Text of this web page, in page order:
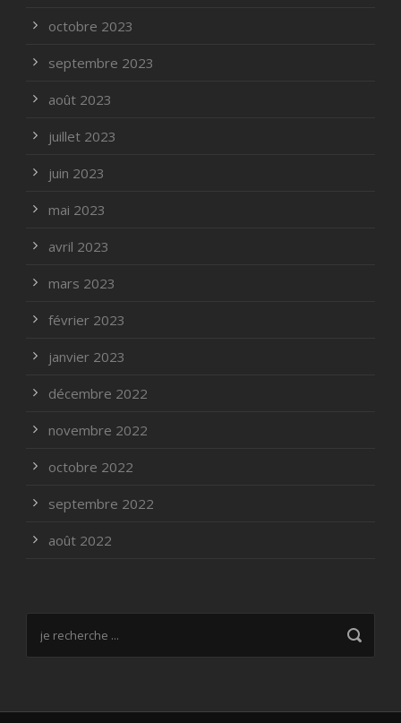
octobre 2023
septembre 2023
août 2023
juillet 2023
juin 2023
mai 2023
avril 2023
mars 2023
février 2023
janvier 2023
décembre 2022
novembre 2022
octobre 2022
septembre 2022
août 2022